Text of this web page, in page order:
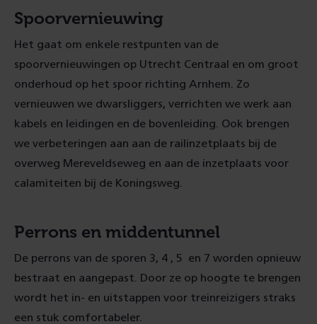
Spoorvernieuwing
Het gaat om enkele restpunten van de
spoorvernieuwingen op Utrecht Centraal en om groot
onderhoud op het spoor richting Arnhem. Zo
vernieuwen we dwarsliggers, verrichten we werk aan
kabels en leidingen en de bovenleiding. Ook brengen
we verbeteringen aan aan de railinzetplaats bij de
overweg Mereveldseweg en aan de inzetplaats voor
calamiteiten bij de Koningsweg.
Perrons en middentunnel
De perrons van de sporen 3, 4 , 5 en 7 worden opnieuw
bestraat en aangepast. Door ze op hoogte te brengen
wordt het in- en uitstappen voor treinreizigers straks
een stuk comfortabeler.